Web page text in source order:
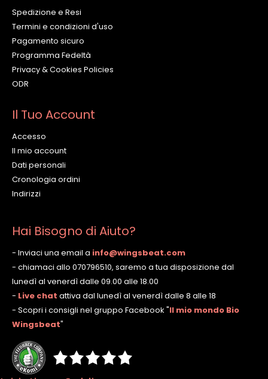
Spedizione e Resi
Termini e condizioni d'uso
Pagamento sicuro
Programma Fedeltà
Privacy & Cookies Policies
ODR
Il Tuo Account
Accesso
Il mio account
Dati personali
Cronologia ordini
Indirizzi
Hai Bisogno di Aiuto?
- Inviaci una email a info@wingsbeat.com
- chiamaci allo 070796510, saremo a tua disposizione dal
lunedì al venerdì dalle 09.00 alle 18.00
- Live chat attiva dal lunedì al venerdì dalle 8 alle 18
- Scopri i consigli nel gruppo Facebook "Il mio mondo Bio
Wingsbeat"